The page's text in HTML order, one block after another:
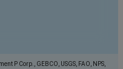
P Corp., GEBCO, USGS, FAO, NPS,